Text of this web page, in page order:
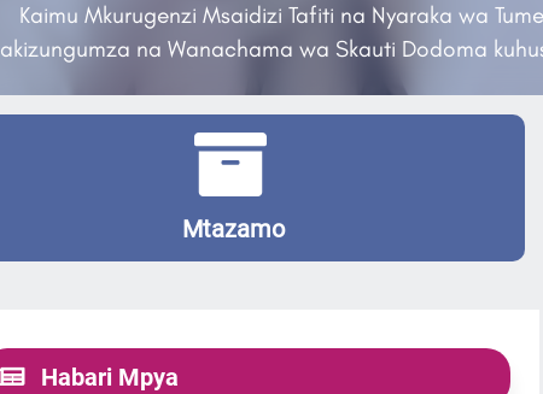
Kaimu Mkurugenzi Msaidizi Tafiti na Nyaraka wa
akizungumza na Wanachama wa Skauti Dodoma
Mtazamo
Habari Mpya